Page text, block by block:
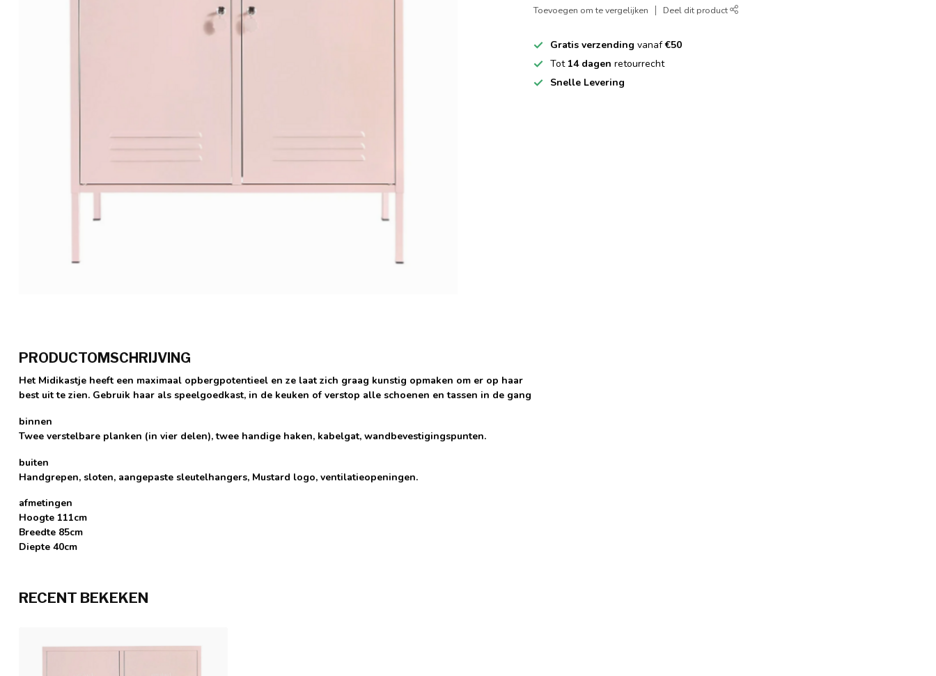
Toevoegen om te vergelijken Deel dit product
Gratis verzending vanaf€50
Tot 14 dagen retourrecht
Snelle Levering
PRODUCTOMSCHRIJVING
Het Midikastje heeft een maximaal opbergpotentieel en ze laat zich graag kunstig opmaken om er op haar
best uit te zien. Gebruik haar als speelgoedkast, in de keuken of verstop alle schoenen en tassen in de gang
binnen
Twee verstelbare planken (in vier delen), twee handige haken, kabelgat, wandbevestigingspunten.
buiten
Handgrepen, sloten, aangepaste sleutelhangers, Mustard logo, ventilatieopeningen.
afmetingen
Hoogte 111cm
Breedte 85cm
Diepte 40cm
RECENT BEKEKEN